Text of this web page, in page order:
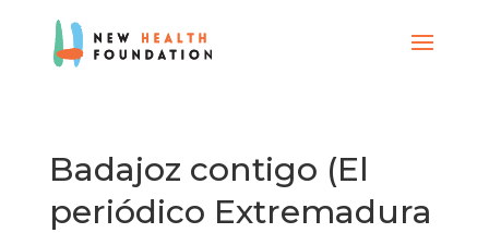
Badajoz contigo (El
periódico Extremadura